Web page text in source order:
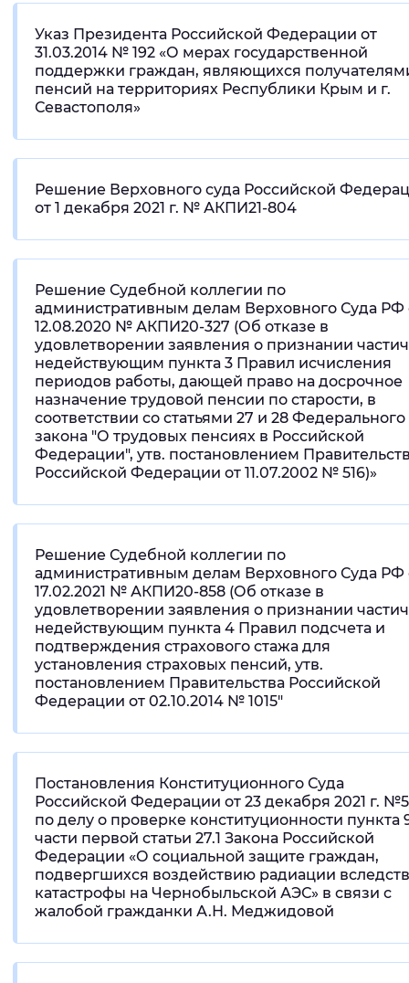
Указ Президента Российской Федерации от
31.03.2014 № 192 «О мерах государственной
поддержки граждан, являющихся
пенсий на территориях Республики Крым и г.
Севастополя»
Решение Верховного суда Российской
от 1 декабря 2021 г. № АКПИ21-804
Решение Судебной коллегии по
административным делам Верховного Суда РФ
12.08.2020 № АКПИ20-327 (Об отказе в
удовлетворении заявления о признании
недействующим пункта 3 Правил исчисления
периодов работы, дающей право на досрочное
назначение трудовой пенсии по старости, в
соответствии со статьями 27 и 28 Федерального
закона "О трудовых пенсиях в Российской
Федерации", утв. постановлением
Российской Федерации от 11.07.2002 № 516)»
Решение Судебной коллегии по
административным делам Верховного Суда РФ
17.02.2021 № АКПИ20-858 (Об отказе в
удовлетворении заявления о признании
недействующим пункта 4 Правил подсчета и
подтверждения страхового стажа для
установления страховых пенсий, утв.
постановлением Правительства Российской
Федерации от 02.10.2014 № 1015"
Постановления Конституционного Суда
Российской Федерации от 23 декабря 2021 г.
по делу о проверке конституционности пункта
части первой статьи 27.1 Закона Российской
Федерации «О социальной защите граждан,
подвергшихся воздействию радиации
катастрофы на Чернобыльской АЭС» в связи с
жалобой гражданки А.Н. Меджидовой